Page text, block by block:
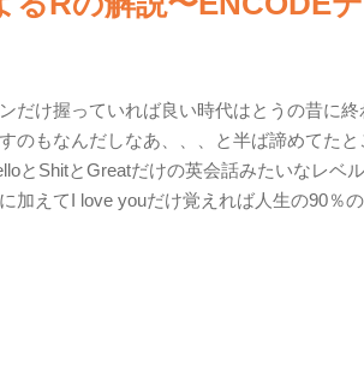
け握っていれば良い時代はとうの昔に終
のもなんだしなあ、、、と半ば諦めてたと
とShitとGreatだけの英会話みたいなレベル
加えてI love youだけ覚えれば人生の90％